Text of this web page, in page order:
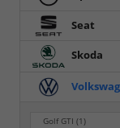
Seat
Skoda
Golf GTI(1)